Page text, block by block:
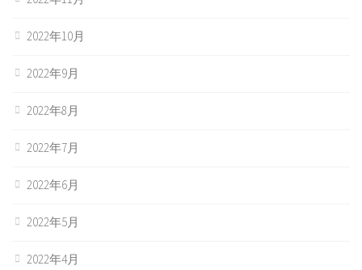
2022年10月
2022年9月
2022年8月
2022年7月
2022年6月
2022年5月
2022年4月